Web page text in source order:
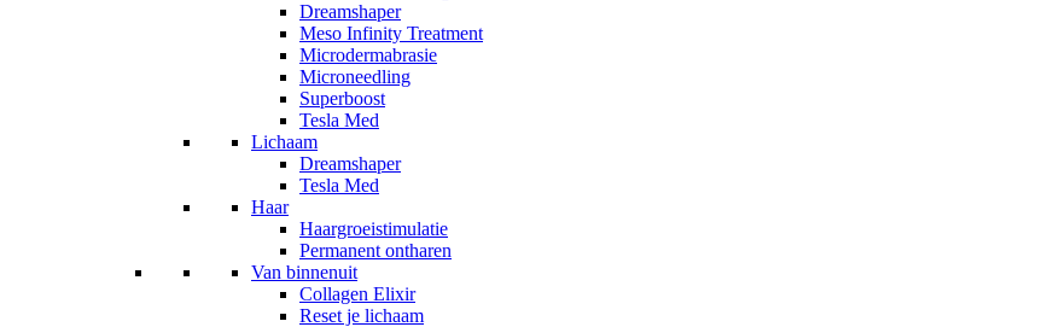
Dreamshaper
Meso Infinity Treatment
Microdermabrasie
Microneedling
Superboost
Tesla Med
Lichaam
Dreamshaper
Tesla Med
Haar
Haargroeistimulatie
Permanent ontharen
Van binnenuit
Collagen Elixir
Reset je lichaam